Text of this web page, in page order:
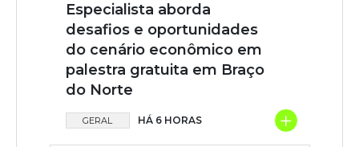
Especialista aborda
desafios e oportunidades
do cenário econômico em
palestra gratuita em Braço
do Norte
GERAL HÁ 6 HORAS +